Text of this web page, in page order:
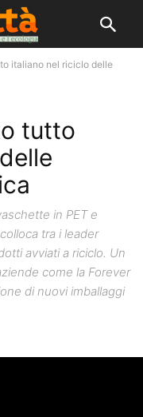
italiano nel riciclo delle
tutto
in PET e
tra i leader
avviati a riciclo. Un
come la Forever
di nuovi imballaggi